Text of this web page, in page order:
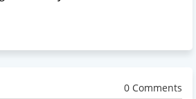
0 Comments